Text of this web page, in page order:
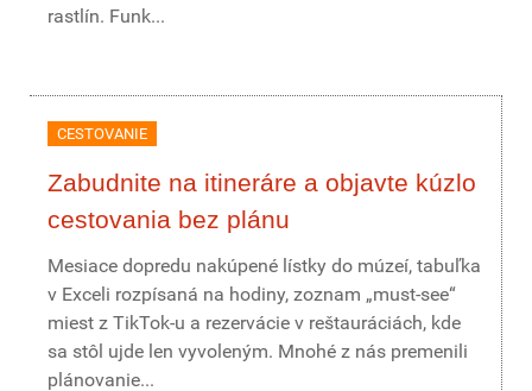
rastlín. Funk...
CESTOVANIE
Zabudnite na itineráre a objavte kúzlo
cestovania bez plánu
Mesiace dopredu nakúpené lístky do múzeí, tabuľka
v Exceli rozpísaná na hodiny, zoznam „must-see“
miest z TikTok-u a rezervácie v reštauráciách, kde
sa stôl ujde len vyvoleným. Mnohé z nás premenili
plánovanie...